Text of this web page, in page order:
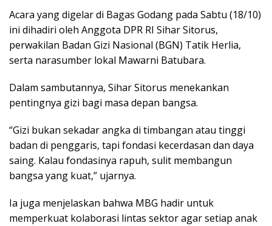
Acara yang digelar di Bagas Godang pada Sabtu (18/10)
ini dihadiri oleh Anggota DPR RI Sihar Sitorus,
perwakilan Badan Gizi Nasional (BGN) Tatik Herlia,
serta narasumber lokal Mawarni Batubara.
Dalam sambutannya, Sihar Sitorus menekankan
pentingnya gizi bagi masa depan bangsa.
“Gizi bukan sekadar angka di timbangan atau tinggi
badan di penggaris, tapi fondasi kecerdasan dan daya
saing. Kalau fondasinya rapuh, sulit membangun
bangsa yang kuat,” ujarnya.
Ia juga menjelaskan bahwa MBG hadir untuk
memperkuat kolaborasi lintas sektor agar setiap anak